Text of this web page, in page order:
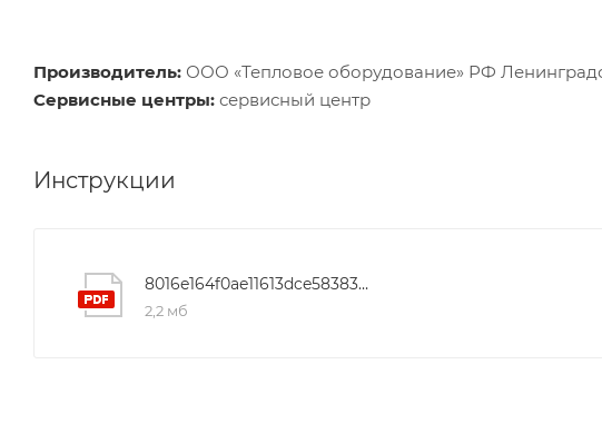
Производитель: ООО «Тепловое оборудование» РФ
Сервисные центры: сервисный центр
Инструкции
8016e164f0ae11613dce5838360de3c5
2,2 мб